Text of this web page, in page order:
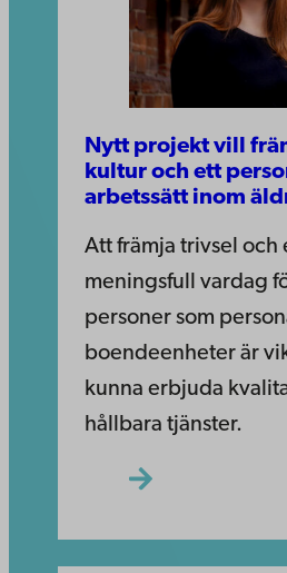
Nytt projekt vill
kultur och ett
arbetssätt inom
Att främja trivsel och
meningsfull vardag
personer som
boendeenheter är
kunna erbjuda
hållbara tjänster.